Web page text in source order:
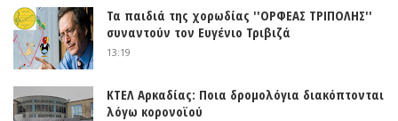
Τα παιδιά της χορωδίας ''ΟΡΦΕΑΣ ΤΡΙΠΟΛΗΣ''
συναντούν τον Ευγένιο Τριβιζά
13:19
ΚΤΕΛ Αρκαδίας: Ποια δρομολόγια διακόπτονται
λόγω κορονοϊού